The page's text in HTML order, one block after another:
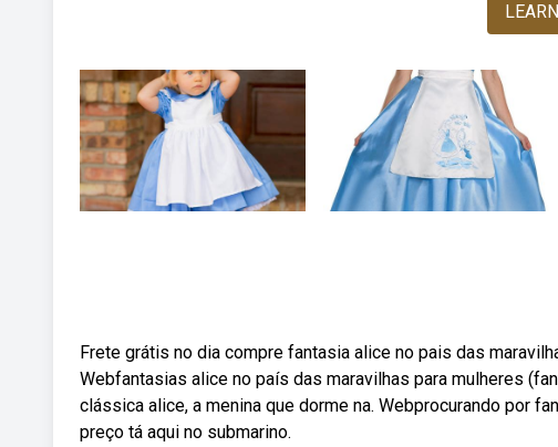
Frete grátis no dia compre fantasia alice no pais das
Webfantasias alice no país das maravilhas para mulheres
clássica alice, a menina que dorme na. Webprocurando por
preço tá aqui no submarino.